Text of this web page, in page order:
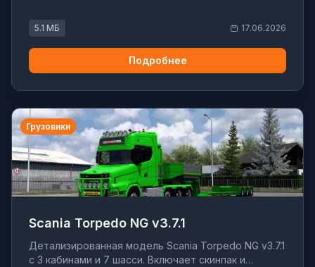
5.1 МБ 17.06.2026
Подробнее
Грузовики
Scania Torpedo NG v3.7.1
Детализированная модель Scania Torpedo NG v3.7.1
с 3 кабинами и 7 шасси. Включает скинпак и